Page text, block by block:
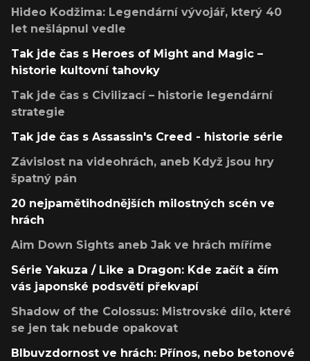
Hideo Kodžima: Legendární vývojář, který 40
let nešlápnul vedle
Tak jde čas s Heroes of Might and Magic –
historie kultovní tahovky
Tak jde čas s Civilizací – historie legendární
strategie
Tak jde čas s Assassin's Creed - historie série
Závislost na videohrách, aneb Když jsou hry
špatný pán
20 nejpamětihodnějších milostných scén ve
hrách
Aim Down Sights aneb Jak ve hrách míříme
Série Yakuza / Like a Dragon: Kde začít a čím
vás japonské podsvětí překvapí
Shadow of the Colossus: Mistrovské dílo, které
se jen tak nebude opakovat
Blbuvzdornost ve hrách: Přínos, nebo betonové